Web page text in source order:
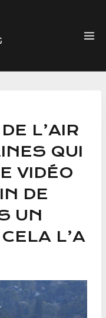
L’AIR
QUI
VIDÉO
DE
UN
L’A